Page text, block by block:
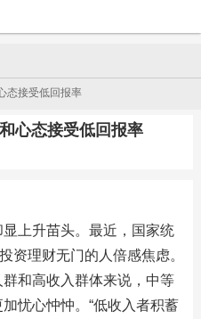
态接受低回报率
心态接受低回报率
上升苗头。最近，国家统
资理财无门的人倍感焦虑。
和高收入群体来说，中等
忧心忡忡。“低收入者积蓄